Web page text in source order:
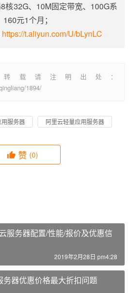
核32G、10M固定带宽、100G系
元1个月；
https://t.aliyun.com/U/bLynLC
载请注明出处：
1894/
服务器 阿里云轻量应用服务器
赞 (0)
服务器配置/性能/报价及优惠信
2019年2月28日 pm4:28
器优惠价格最大折扣问题